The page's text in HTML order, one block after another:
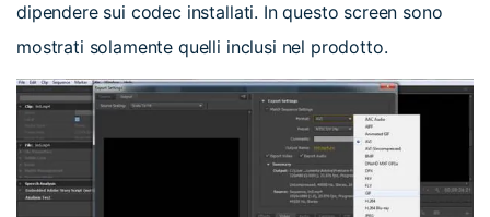
dipendere sui codec installati. In questo screen sono
mostrati solamente quelli inclusi nel prodotto.